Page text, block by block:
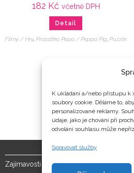
K ukládání a/nebo přístupu k
soubory cookie. Děláme to,
personalizované reklamy.
údaje, jako je chování při
odvolání souhlasu může
Spravovat služby
182 Kč včetně DPH
Detail
Filmy / Hry,Prasátko Pepa / Peppa Pig,Puzzle
Zajímavosti